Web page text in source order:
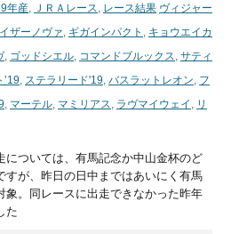
年産 ＪＲＡレース レース結果 ヴィジャー
ザーノヴァ ギガインパクト
キョウエイカ
, ゴッドシエル コマンドブルックス サティ
ステラリード'19 バスラットレオン フ
マーテル マミリアス ラヴマイウェイ
リ
については、有馬記念か中山金杯のど
すが、昨日の日中まではあいにく有馬
象。同レースに出走できなかった昨年
た